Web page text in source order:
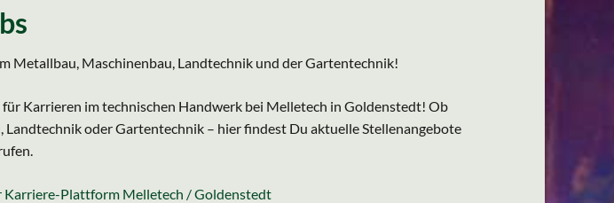
Metallbau, Maschinenbau, Landtechnik und der Gartentechnik!
Karrieren im technischen Handwerk bei Melletech in Goldenstedt! Ob
Landtechnik oder Gartentechnik – hier findest Du aktuelle Stellenangebote
Karriere-Plattform Melletech / Goldenstedt